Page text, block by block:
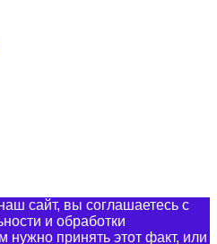
сайт, вы соглашаетесь с
и обработки
принять этот факт, или